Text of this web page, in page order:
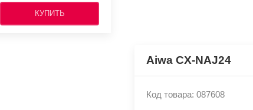
КУПИТЬ
Aiwa CX-NAJ24
Код товара: 087608